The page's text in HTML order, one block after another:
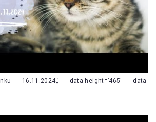
16.11.2024„’ data-height=’465′ data-